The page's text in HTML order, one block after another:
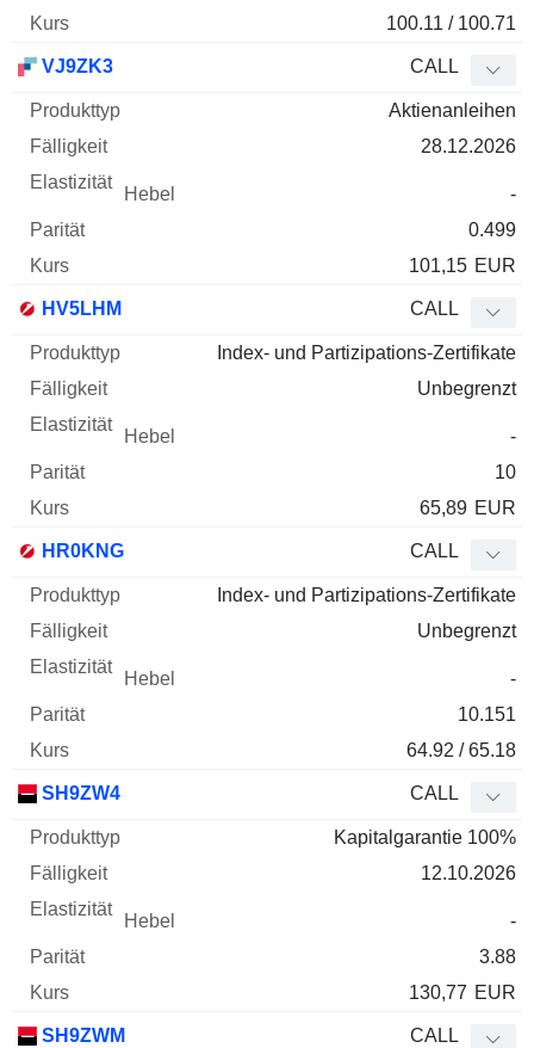
100.11 / 100.71
VJ9ZK3 CALL
Aktienanleihen
28.12.2026
-
0.499
101,15 EUR
HV5LHM CALL
Index- und Partizipations-Zertifikate
Unbegrenzt
-
10
65,89 EUR
HR0KNG CALL
Index- und Partizipations-Zertifikate
Unbegrenzt
-
10.151
64.92 / 65.18
SH9ZW4 CALL
Kapitalgarantie 100%
12.10.2026
-
3.88
130,77 EUR
SH9ZWM CALL